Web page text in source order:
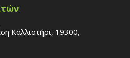
Καλλιστήρι, 19300,